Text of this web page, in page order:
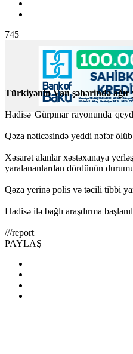
745
Türkiyənin Van şəhərində ağır
Hadisə Gürpınar rayonunda
Qəza nəticəsində yeddi nəfər
Xəsarət alanlar xəstəxanaya
yaralananlardan dördünün durumu
Qəza yerinə polis və təcili tibbi
Hadisə ilə bağlı araşdırma
///report
PAYLAŞ